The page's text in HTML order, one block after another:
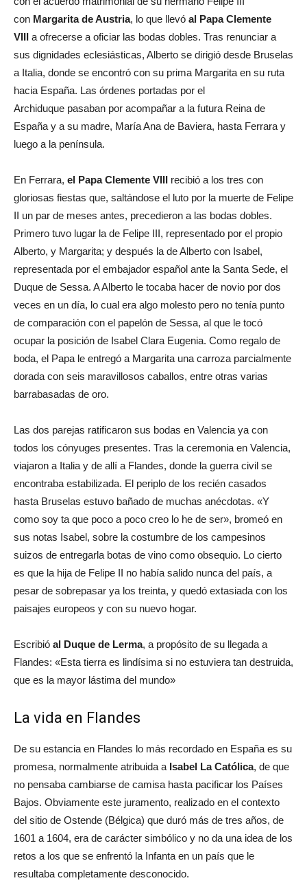
con Margarita de Austria, lo que llevó al Papa Clemente
VIII a ofrecerse a oficiar las bodas dobles. Tras renunciar a
sus dignidades eclesiásticas, Alberto se dirigió desde Bruselas
a Italia, donde se encontró con su prima Margarita en su ruta
hacia España. Las órdenes portadas por el
Archiduque pasaban por acompañar a la futura Reina de
España y a su madre, María Ana de Baviera, hasta Ferrara y
luego a la península.
En Ferrara, el Papa Clemente VIII recibió a los tres con
gloriosas fiestas que, saltándose el luto por la muerte de Felipe
II un par de meses antes, precedieron a las bodas dobles.
Primero tuvo lugar la de Felipe III, representado por el propio
Alberto, y Margarita; y después la de Alberto con Isabel,
representada por el embajador español ante la Santa Sede, el
Duque de Sessa. A Alberto le tocaba hacer de novio por dos
veces en un día, lo cual era algo molesto pero no tenía punto
de comparación con el papelón de Sessa, al que le tocó
ocupar la posición de Isabel Clara Eugenia. Como regalo de
boda, el Papa le entregó a Margarita una carroza parcialmente
dorada con seis maravillosos caballos, entre otras varias
barrabasadas de oro.
Las dos parejas ratificaron sus bodas en Valencia ya con
todos los cónyuges presentes. Tras la ceremonia en Valencia,
viajaron a Italia y de allí a Flandes, donde la guerra civil se
encontraba estabilizada. El periplo de los recién casados
hasta Bruselas estuvo bañado de muchas anécdotas. «Y
como soy ta que poco a poco creo lo he de ser», bromeó en
sus notas Isabel, sobre la costumbre de los campesinos
suizos de entregarla botas de vino como obsequio. Lo cierto
es que la hija de Felipe II no había salido nunca del país, a
pesar de sobrepasar ya los treinta, y quedó extasiada con los
paisajes europeos y con su nuevo hogar.
Escribió al Duque de Lerma, a propósito de su llegada a
Flandes: «Esta tierra es lindísima si no estuviera tan destruida,
que es la mayor lástima del mundo»
La vida en Flandes
De su estancia en Flandes lo más recordado en España es su
promesa, normalmente atribuida a Isabel La Católica, de que
no pensaba cambiarse de camisa hasta pacificar los Países
Bajos. Obviamente este juramento, realizado en el contexto
del sitio de Ostende (Bélgica) que duró más de tres años, de
1601 a 1604, era de carácter simbólico y no da una idea de los
retos a los que se enfrentó la Infanta en un país que le
resultaba completamente desconocido.